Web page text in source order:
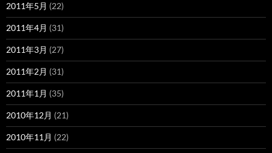
2011年5月 (22)
2011年4月 (31)
2011年3月 (27)
2011年2月 (31)
2011年1月 (35)
2010年12月 (21)
2010年11月 (22)